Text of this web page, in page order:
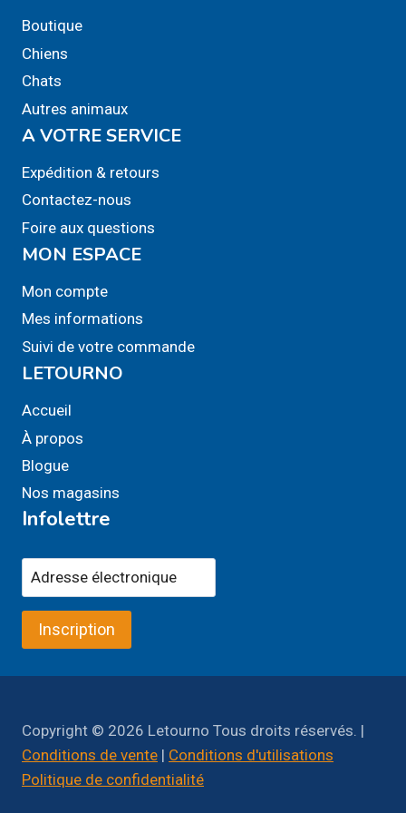
options
peuvent
être
choisies
page
du
produit
Boutique
Chiens
Chats
Autres animaux
A VOTRE SERVICE
Expédition & retours
Contactez-nous
Foire aux questions
MON ESPACE
Mon compte
Mes informations
Suivi de votre commande
LETOURNO
Accueil
À propos
Blogue
Nos magasins
Infolettre
Inscription
Copyright © 2026 Letourno Tous droits réservés. |
Conditions de vente | Conditions d'utilisations
Politique de confidentialité